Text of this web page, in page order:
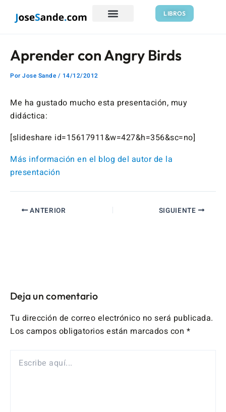
LIBROS
Aprender con Angry Birds
Por Jose Sande / 14/12/2012
Me ha gustado mucho esta presentación, muy
didáctica:
[slideshare id=15617911&w=427&h=356&sc=no]
Más información en el blog del autor de la
presentación
de
ANTERIOR SIGUIENTE
Deja un comentario
Tu dirección de correo electrónico no será publicada.
Los campos obligatorios están marcados con *
AQUÍ...